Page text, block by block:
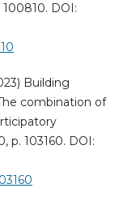
100810. DOI:
Building
combination of
p. 103160. DOI: